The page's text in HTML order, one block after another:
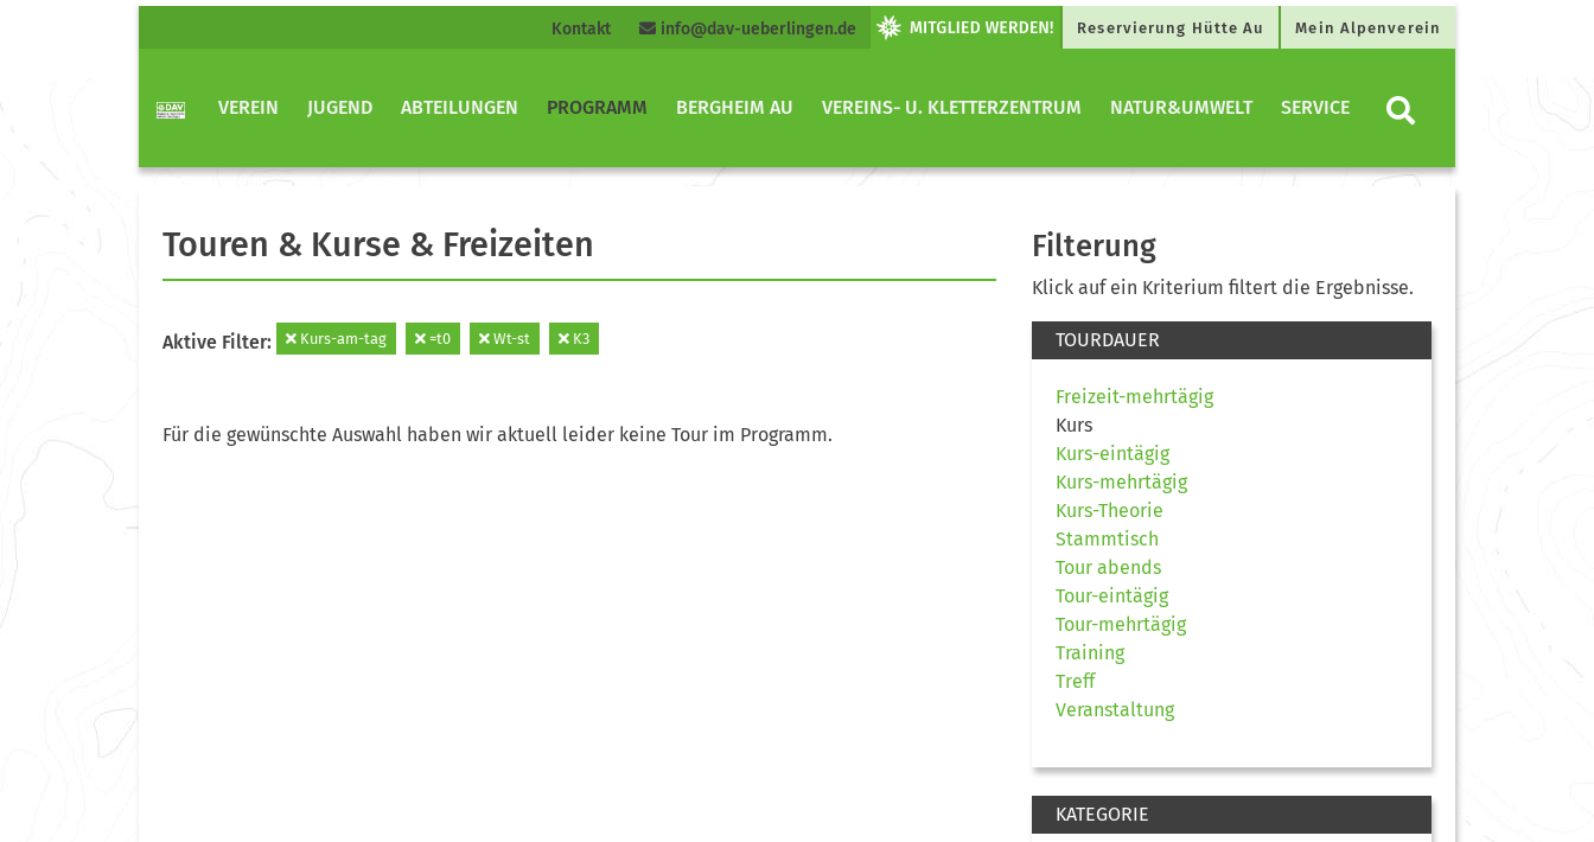
Kontakt info@dav-ueberlingen.de Reservierung Hütte Au Mein Alpenverein
VEREIN JUGEND ABTEILUNGEN PROGRAMM BERGHEIM AU VEREINS- U. KLETTERZENTRUM NATUR&UMWELT SERVICE
Touren & Kurse & Freizeiten
Aktive Filter: Kurs-am-tag =t0 Wt-st K3
Für die gewünschte Auswahl haben wir aktuell leider keine Tour im Programm.
Filterung
Klick auf ein Kriterium filtert die Ergebnisse.
TOURDAUER
Freizeit-mehrtägig
Kurs
Kurs-eintägig
Kurs-mehrtägig
Kurs-Theorie
Stammtisch
Tour abends
Tour-eintägig
Tour-mehrtägig
Training
Treff
Veranstaltung
KATEGORIE